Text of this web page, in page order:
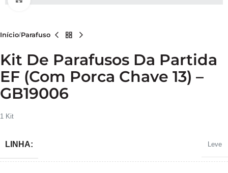
Início Parafuso
Kit De Parafusos Da Partida
EF (com Porca Chave 13) –
GB19006
1 Kit
LINHA: Leve